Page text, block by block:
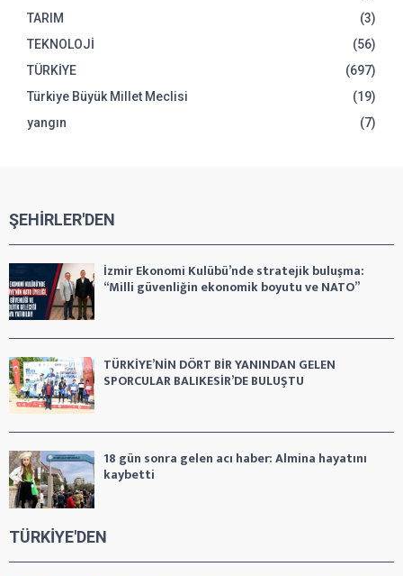
TARIM
(3)
TEKNOLOJİ
(56)
TÜRKİYE
(697)
Türkiye Büyük Millet Meclisi
(19)
yangın
(7)
ŞEHİRLER'DEN
İzmir Ekonomi Kulübü’nde stratejik buluşma:
“Milli güvenliğin ekonomik boyutu ve NATO”
TÜRKİYE’NİN DÖRT BİR YANINDAN GELEN
SPORCULAR BALIKESİR’DE BULUŞTU
18 gün sonra gelen acı haber: Almina hayatını
kaybetti
TÜRKİYE'DEN